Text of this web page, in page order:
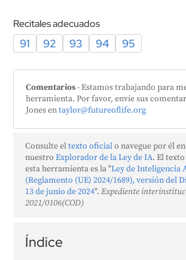
Índice
Recitales adecuados
91 92 93 94 95
Comentarios- Estamos trabajando para
herramienta. Por favor, envíe sus
Jones entaylor@futureoflife.org
Consulte eltexto oficialo navegue por él
nuestroExplorador de la Ley de IA. El
esta herramienta es la "Ley de Inteligencia
(Reglamento (UE) 2024/1689), versión del
13 de junio de 2024".Expediente
2021/0106(COD)